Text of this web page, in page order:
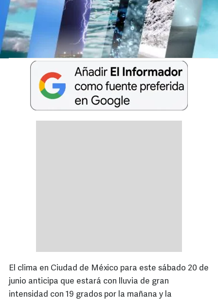
El clima en Ciudad de México para este sábado 20 de
junio anticipa que estará con lluvia de gran
intensidad con 19 grados por la mañana y la